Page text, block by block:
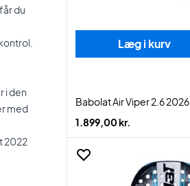
du
i den
med
2022
Læg i kurv
Babolat Air Viper 2.6 2026
1.899,00 kr.